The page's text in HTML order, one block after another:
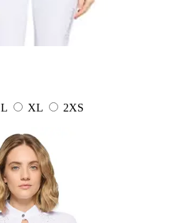
L XL
2XS